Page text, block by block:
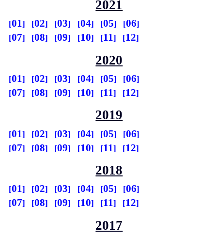
2021
01 02 03 04 05
06
07
08 09 10 11 12
2020
01 02 03 04 05
06
07
08 09 10 11 12
2019
01 02 03 04 05
06
07
08 09 10 11 12
2018
01 02 03 04 05
06
07
08 09 10 11 12
2017